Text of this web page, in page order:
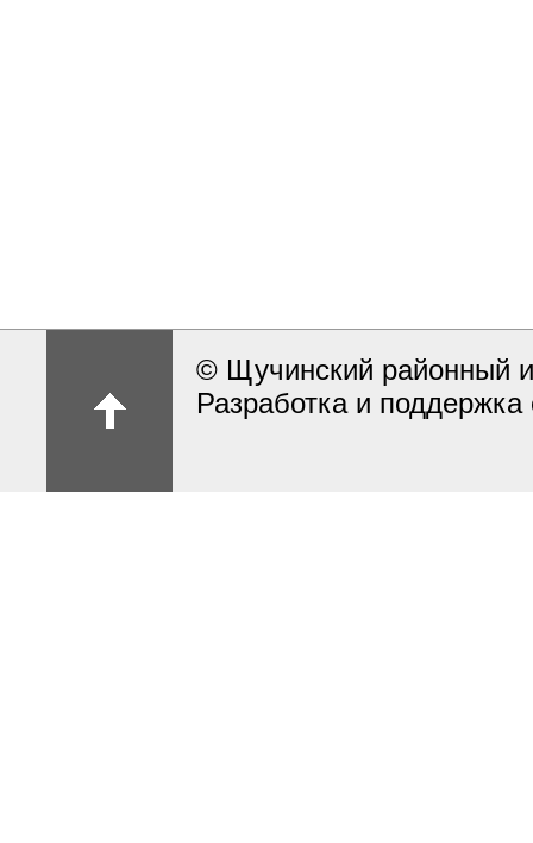
© Щучинский районный
Разработка и поддержка